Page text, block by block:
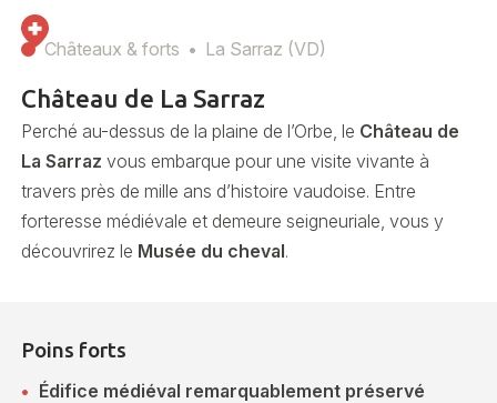
Châteaux & forts La Sarraz (VD)
Château de La Sarraz
Perché au-dessus de la plaine de l’Orbe, le Château de
La Sarraz vous embarque pour une visite vivante à
travers près de mille ans d’histoire vaudoise. Entre
forteresse médiévale et demeure seigneuriale, vous y
découvrirez le Musée du cheval.
Poins forts
Édifice médiéval remarquablement préservé